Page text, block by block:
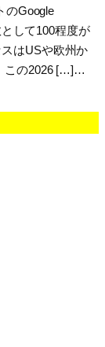
のGoogle
して100程度が
はUSや欧州か
この2026 […]…